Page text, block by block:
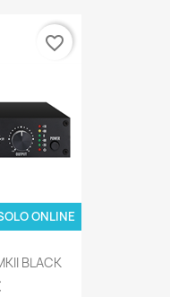
BLACK
ONLINE
favorite_border